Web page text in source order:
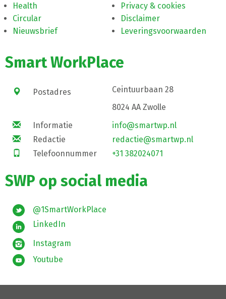
Health
Circular
Nieuwsbrief
Privacy & cookies
Disclaimer
Leveringsvoorwaarden
Smart WorkPlace
Postadres
Ceintuurbaan 28
8024 AA Zwolle
Informatie
info@smartwp.nl
Redactie
redactie@smartwp.nl
Telefoonnummer
+31 382024071
SWP op social media
@1SmartWorkPlace
LinkedIn
Instagram
Youtube